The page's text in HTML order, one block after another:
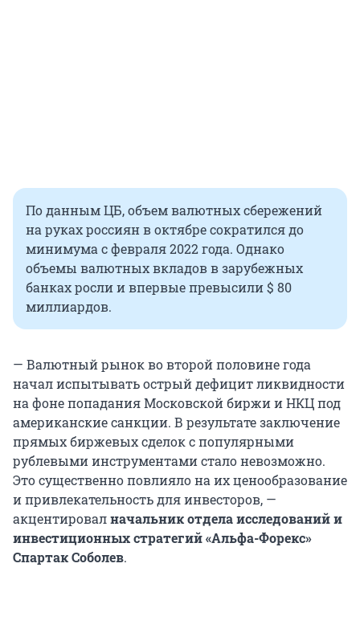
По данным ЦБ, объем валютных сбережений
на руках россиян в октябре сократился до
минимума с февраля 2022 года. Однако
объемы валютных вкладов в зарубежных
банках росли и впервые превысили $ 80
миллиардов.
— Валютный рынок во второй половине года
начал испытывать острый дефицит ликвидности
на фоне попадания Московской биржи и НКЦ под
американские санкции. В результате заключение
прямых биржевых сделок с популярными
рублевыми инструментами стало невозможно.
Это существенно повлияло на их ценообразование
и привлекательность для инвесторов, —
акцентировалначальник отдела исследований и
инвестиционных стратегий «Альфа-Форекс»
Спартак Соболев.